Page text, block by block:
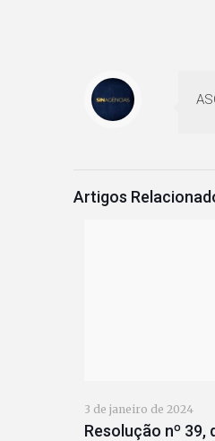
Artigos
3 de janeiro de 2024
Resolução nº 39,